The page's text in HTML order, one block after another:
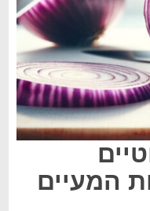
המעיים